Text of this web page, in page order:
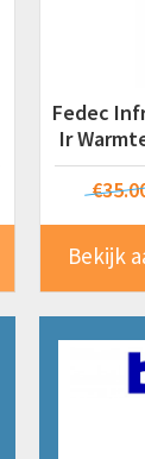
Fedec
Ir
Bekijk